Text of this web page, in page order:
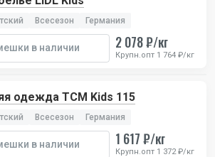
Всесезон Германия
в наличии 2 078 ₽/кг
Крупн.опт 1 764 ₽/кг
одежда TCM Kids 115
Всесезон Германия
в наличии 1 617 ₽/кг
Крупн.опт 1 372 ₽/кг